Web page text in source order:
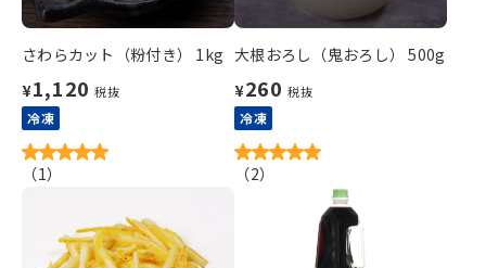
さわらカット（粉付き） 1kg
¥1,120 税抜
冷凍
（1）
大根おろし（鬼おろし） 500g
¥260 税抜
冷凍
（2）